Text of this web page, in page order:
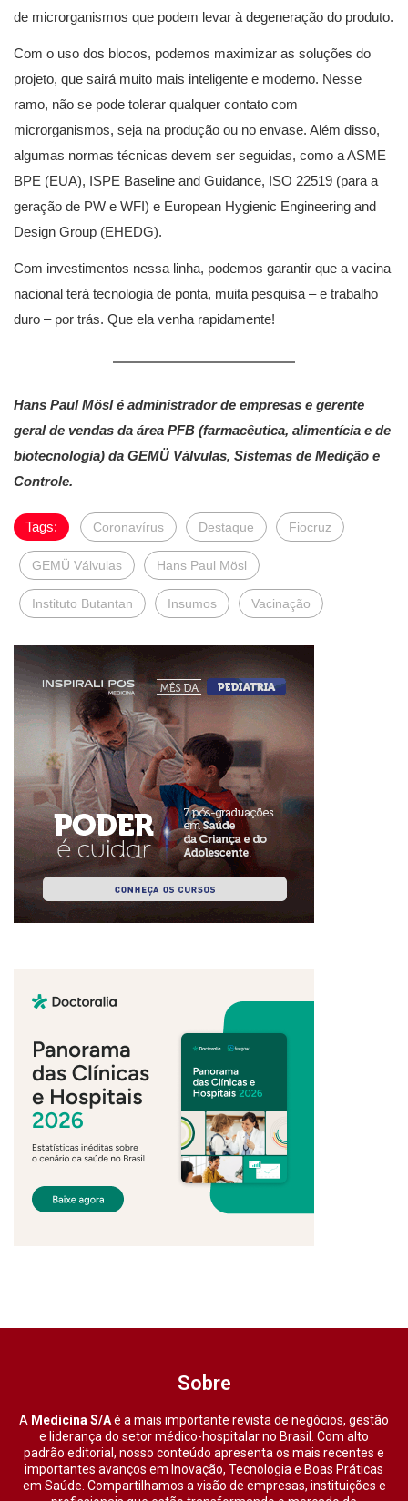
de microrganismos que podem levar à degeneração do produto.
Com o uso dos blocos, podemos maximizar as soluções do
projeto, que sairá muito mais inteligente e moderno. Nesse
ramo, não se pode tolerar qualquer contato com
microrganismos, seja na produção ou no envase. Além disso,
algumas normas técnicas devem ser seguidas, como a ASME
BPE (EUA), ISPE Baseline and Guidance, ISO 22519 (para a
geração de PW e WFI) e European Hygienic Engineering and
Design Group (EHEDG).
Com investimentos nessa linha, podemos garantir que a vacina
nacional terá tecnologia de ponta, muita pesquisa – e trabalho
duro – por trás. Que ela venha rapidamente!
Hans Paul Mösl é administrador de empresas e gerente
geral de vendas da área PFB (farmacêutica, alimentícia e de
biotecnologia) da GEMÜ Válvulas, Sistemas de Medição e
Controle.
Tags: Coronavírus Destaque Fiocruz
GEMÜ Válvulas Hans Paul Mösl
Instituto Butantan Insumos Vacinação
Sobre
A Medicina S/Aé a mais importante revista de negócios, gestão
e liderança do setor médico-hospitalar no Brasil. Com alto
padrão editorial, nosso conteúdo apresenta os mais recentes e
importantes avanços em Inovação, Tecnologia e Boas Práticas
em Saúde. Compartilhamos a visão de empresas, instituições e